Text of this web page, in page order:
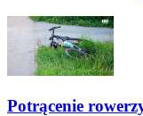
Potrącenie